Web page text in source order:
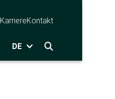
KarriereKontakt
DE 